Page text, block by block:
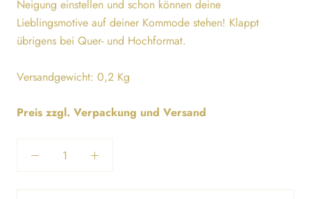
Neigung einstellen und schon können deine
Lieblingsmotive auf deiner Kommode stehen! Klappt
übrigens bei Quer- und Hochformat.
Versandgewicht: 0,2 Kg
Preis zzgl. Verpackung und Versand